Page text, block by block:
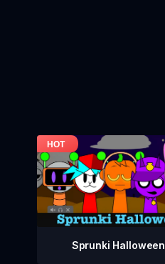
Sprunki Halloween